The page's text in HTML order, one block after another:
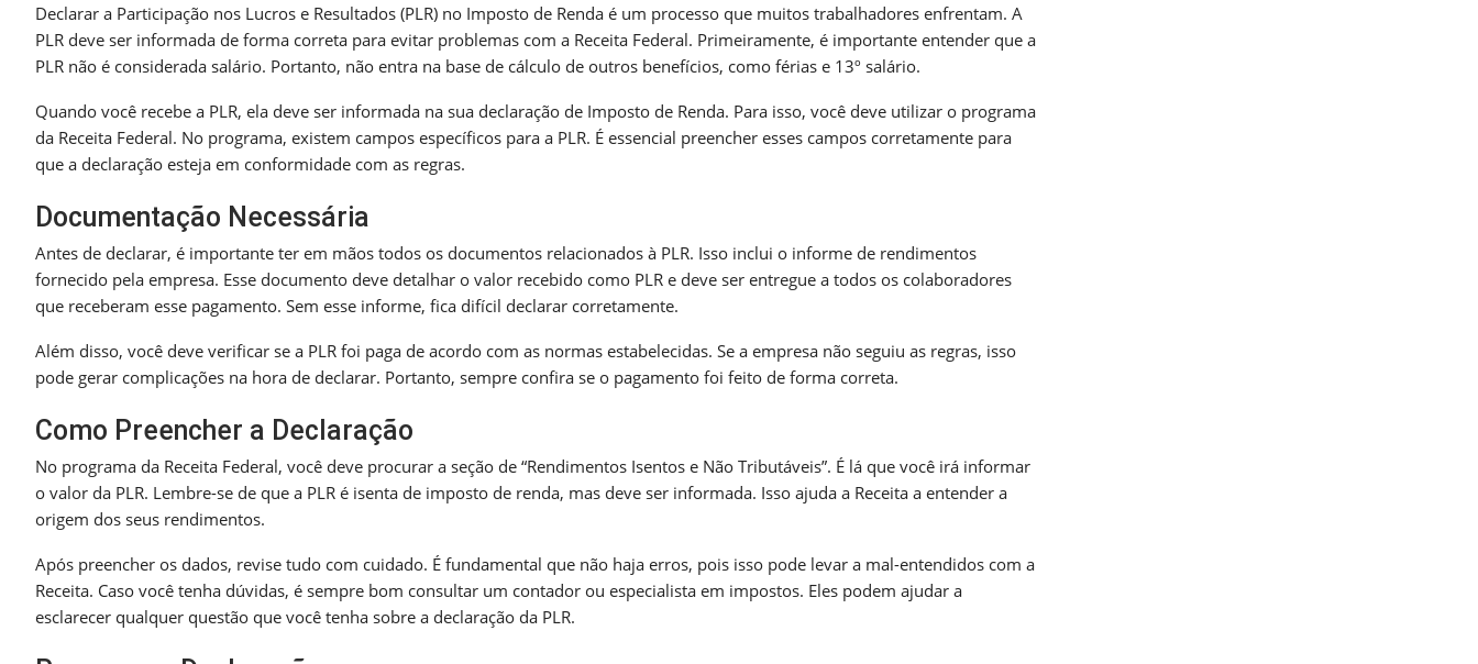
Declarar a Participação nos Lucros e Resultados (PLR) no Imposto de Renda é um processo que muitos trabalhadores enfrentam. A
PLR deve ser informada de forma correta para evitar problemas com a Receita Federal. Primeiramente, é importante entender que a
PLR não é considerada salário. Portanto, não entra na base de cálculo de outros benefícios, como férias e 13º salário.
Quando você recebe a PLR, ela deve ser informada na sua declaração de Imposto de Renda. Para isso, você deve utilizar o programa
da Receita Federal. No programa, existem campos específicos para a PLR. É essencial preencher esses campos corretamente para
que a declaração esteja em conformidade com as regras.
Documentação Necessária
Antes de declarar, é importante ter em mãos todos os documentos relacionados à PLR. Isso inclui o informe de rendimentos
fornecido pela empresa. Esse documento deve detalhar o valor recebido como PLR e deve ser entregue a todos os colaboradores
que receberam esse pagamento. Sem esse informe, fica difícil declarar corretamente.
Além disso, você deve verificar se a PLR foi paga de acordo com as normas estabelecidas. Se a empresa não seguiu as regras, isso
pode gerar complicações na hora de declarar. Portanto, sempre confira se o pagamento foi feito de forma correta.
Como Preencher a Declaração
No programa da Receita Federal, você deve procurar a seção de “Rendimentos Isentos e Não Tributáveis”. É lá que você irá informar
o valor da PLR. Lembre-se de que a PLR é isenta de imposto de renda, mas deve ser informada. Isso ajuda a Receita a entender a
origem dos seus rendimentos.
Após preencher os dados, revise tudo com cuidado. É fundamental que não haja erros, pois isso pode levar a mal-entendidos com a
Receita. Caso você tenha dúvidas, é sempre bom consultar um contador ou especialista em impostos. Eles podem ajudar a
esclarecer qualquer questão que você tenha sobre a declaração da PLR.